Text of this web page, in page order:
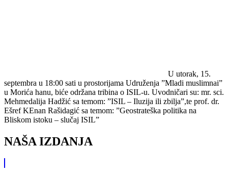
U utorak, 15.
septembra u 18:00 sati u prostorijama Udruženja ”Mladi muslimnai”
u Morića hanu, biće održana tribina o ISIL-u. Uvodničari su: mr. sci.
Mehmedalija Hadžić sa temom: ”ISIL – Iluzija ili zbilja”,te prof. dr.
Ešref KEnan Rašidagić sa temom: ”Geostrateška politika na
Bliskom istoku – slučaj ISIL”
NAŠA IZDANJA